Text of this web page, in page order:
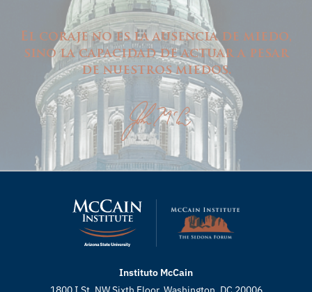
El coraje no es la ausencia de miedo,
sino la capacidad de actuar a pesar
de nuestros miedos.
Instituto McCain